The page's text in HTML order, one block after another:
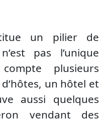
un pilier de
pas l’unique
plusieurs
un hôtel et
aussi quelques
vendant des